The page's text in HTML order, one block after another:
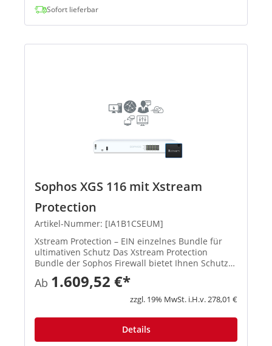
Sofort lieferbar
Sophos XGS 116 mit Xstream
Protection
Artikel-Nummer: [IA1B1CSEUM]
Xstream Protection – EIN einzelnes Bundle für
ultimativen Schutz Das Xstream Protection
Bundle der Sophos Firewall bietet Ihnen Schutz
und Performance der nächsten Generation.
Außerdem erhalten Sie eine kosteneffiziente
Lösung, mit der Sie die Herau...
Ab 1.609,52 €*
zzgl. 19% MwSt. i.H.v. 278,01 €
Details